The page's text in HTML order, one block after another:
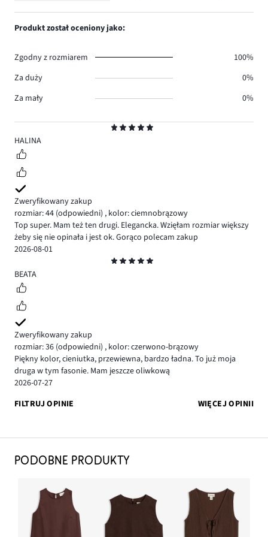
5
HALINA
Zweryfikowany zakup
rozmiar: 44 (odpowiedni) , kolor: ciemnobrązowy
Top super. Mam też ten drugi. Elegancka. Wzięłam rozmiar większy
żeby się nie opinała i jest ok. Gorąco polecam zakup
2026-08-01
5
BEATA
Zweryfikowany zakup
rozmiar: 36 (odpowiedni) , kolor: czerwono-brązowy
Piękny kolor, cieniutka, przewiewna, bardzo ładna. To już moja
druga w tym fasonie. Mam jeszcze oliwkową
2026-07-27
FILTRUJ OPINIE
WIĘCEJ OPINII
1,
Produkt został oceniony jako:
Zgodny z rozmiarem
100%
Za duży
0%
Za mały
0%
PODOBNE PRODUKTY